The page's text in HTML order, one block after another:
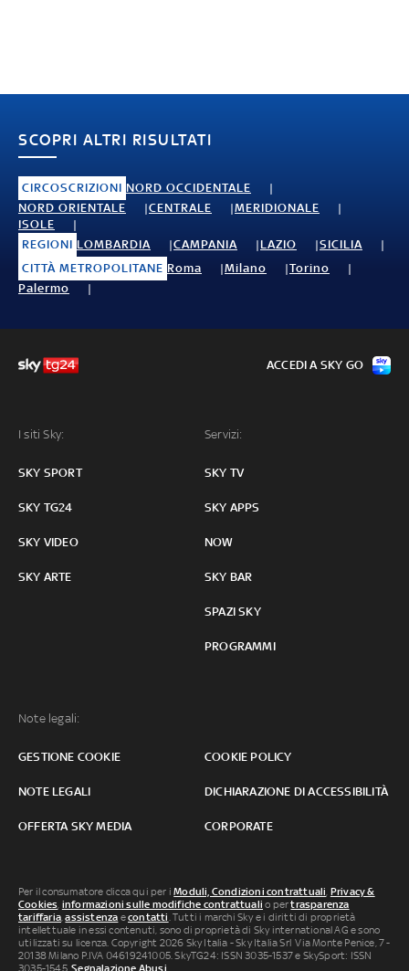
SCOPRI ALTRI RISULTATI
CIRCOSCRIZIONI NORD OCCIDENTALE
NORD ORIENTALE
CENTRALE
MERIDIONALE
ISOLE
REGIONI LOMBARDIA CAMPANIA LAZIO
SICILIA
CITTÀ METROPOLITANE Roma Milano
Torino
Palermo
I siti Sky:
SKY SPORT
SKY TG24
SKY VIDEO
SKY ARTE
Servizi:
SKY TV
SKY APPS
NOW
SKY BAR
SPAZI SKY
PROGRAMMI
Note legali:
GESTIONE COOKIE COOKIE POLICY
NOTE LEGALI DICHIARAZIONE DI ACCESSIBILITÀ
OFFERTA SKY MEDIA CORPORATE
ACCEDI A SKY GO
Per il consumatore clicca qui per iModuli, Condizioni contrattuali, Privacy &
Cookies, informazioni sulle modifiche contrattuali o pertrasparenza
tariffaria,assistenza econtatti. Tutti i marchi Sky e i diritti di proprietà
intellettuale in essi contenuti, sono di proprietà di Sky international AG e sono
utilizzati su licenza. Copyright 2026 Sky Italia - Sky Italia Srl Via Monte Penice, 7 -
20138 Milano P.IVA 04619241005. SkyTG24: ISSN 3035-1537 e SkySport: ISSN
3035-1545.Segnalazione Abusi